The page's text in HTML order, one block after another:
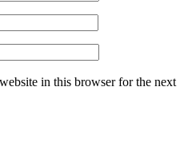
in this browser for the next